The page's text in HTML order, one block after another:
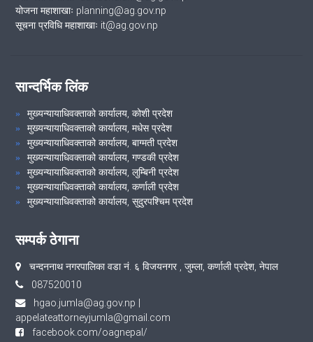
योजना महाशाखाः planning@ag.gov.np
सूचना प्रविधि महाशाखाः it@ag.gov.np
सान्दर्भिक लिंक
मुख्यन्यायाधिवक्ताको कार्यालय, कोशी प्रदेश
मुख्यन्यायाधिवक्ताको कार्यालय, मधेस प्रदेश
मुख्यन्यायाधिवक्ताको कार्यालय, बाग्मती प्रदेश
मुख्यन्यायाधिवक्ताको कार्यालय, गण्डकी प्रदेश
मुख्यन्यायाधिवक्ताको कार्यालय, लुम्बिनी प्रदेश
मुख्यन्यायाधिवक्ताको कार्यालय, कर्णाली प्रदेश
मुख्यन्यायाधिवक्ताको कार्यालय, सुदुरपश्चिम प्रदेश
सम्पर्क ठेगाना
चन्दननाथ नगरपालिका वडा नं. ६ विजयनगर , जुम्ला, कर्णाली प्रदेश, नेपाल
087520010
hgao.jumla@ag.gov.np |
appelateattorneyjumla@gmail.com
facebook.com/oagnepal/